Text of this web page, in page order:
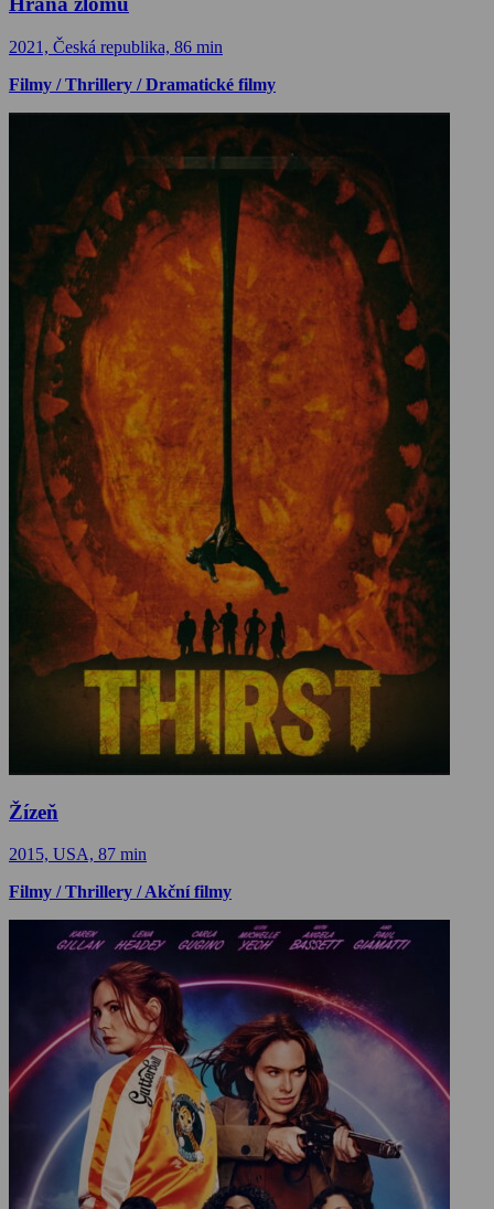
2021, Česká republika, 86 min
Filmy / Thrillery / Dramatické filmy
Žízeň
2015, USA, 87 min
Filmy / Thrillery / Akční filmy